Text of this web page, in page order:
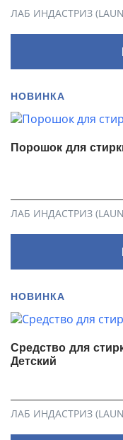
ЛАБ ИНДАСТРИЗ
НОВИНКА
Порошок для
ЛАБ ИНДАСТРИЗ
НОВИНКА
Средство для
Детский
ЛАБ ИНДАСТРИЗ